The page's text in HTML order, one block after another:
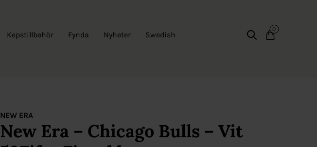
Kepstillbehör Fynda Nyheter Swedish
0
NEW ERA
New Era – Chicago Bulls – Vit